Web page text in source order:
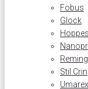
Fobus
Glock
Stil Crin
Umarex